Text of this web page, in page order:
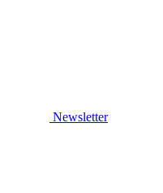
Newsletter